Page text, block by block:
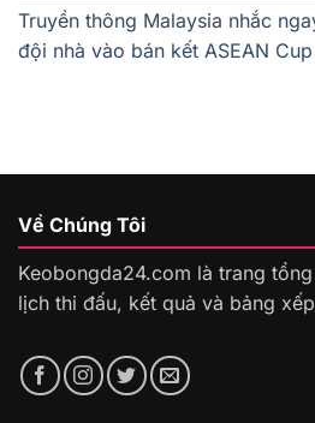
Truyền thông Malaysia nhắc
đội nhà vào bán kết ASEAN
Về Chúng Tôi
Keobongda24.com là trang
lịch thi đấu, kết quả và bảng